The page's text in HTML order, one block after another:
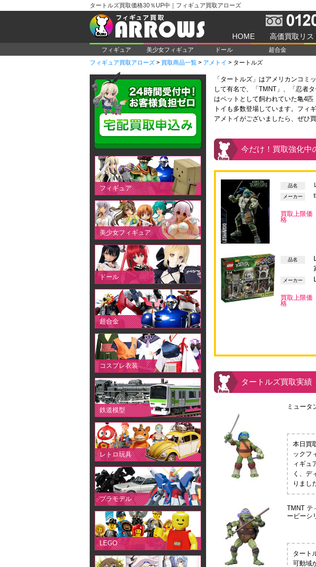
タートルズ買取価格30％UP中｜フィギュア買取アローズ
高価買取リス
HOME
フィギュア 美少女フィギュア ドール 超合金
フィギュア買取アローズ > 買取商品一覧 > アメトイ > タートルズ
フィギュア
美少女フィギュア
ドール
超合金
コスプレ衣装
鉄道模型
レトロ玩具
プラモデル
LEGO
「タートルズ」はアメリカンコミ
して有名で、「TMNT」、「忍者
はペットとして飼われていた亀4
トイも多数登場しています。フィ
アメトイがございましたら、ぜひ
今だけ！買取強化中
品名
メーカー
買取上限価
格
品名
メーカー
買取上限価
格
タートルズ買取実績
ミュータ
本日買
ックフ
ィギュ
く、デ
りまし
TMNT テ
ービーシ
タート
可動域